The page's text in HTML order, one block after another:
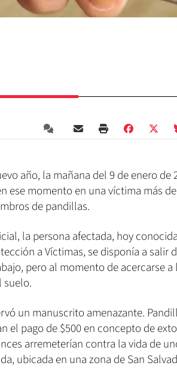
año, la mañana del 9 de enero de
ese momento en una víctima más
de pandillas.
la persona afectada, hoy
a Víctimas, se disponía a salir
pero al momento de acercarse
suelo.
un manuscrito amenazante.
el pago de $500 en concepto de
arremeterían contra la vida de
ubicada en una zona de San